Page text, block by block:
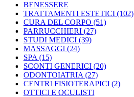
BENESSERE
TRATTAMENTI ESTETICI (102)
CURA DEL CORPO (51)
PARRUCCHIERI (27)
STUDI MEDICI (39)
MASSAGGI (24)
SPA (15)
SCONTI GENERICI (20)
ODONTOIATRIA (27)
CENTRI FISIOTERAPICI (2)
OTTICI E OCULISTI